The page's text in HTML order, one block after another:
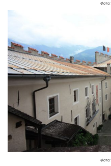
Фото:
Фото: